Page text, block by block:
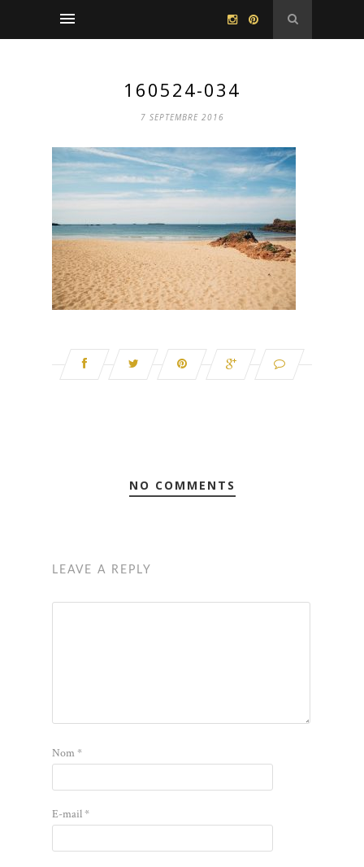
160524-034
7 SEPTEMBRE 2016
NO COMMENTS
LEAVE A REPLY
Nom*
E-mail*